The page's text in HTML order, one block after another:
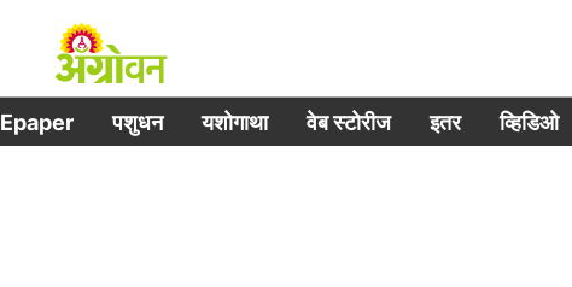
Epaper पशुधन यशोगाथा वेब स्टोरीज इतर व्हिडिओ